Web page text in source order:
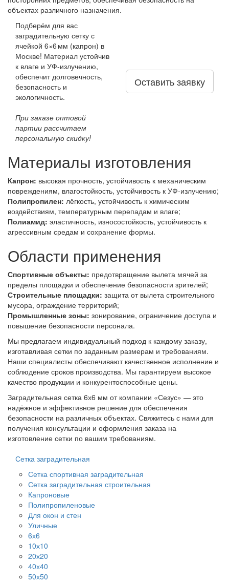
объектах различного назначения.
Подберём для вас
заградительную сетку с
ячейкой 6×6 мм (капрон) в
Москве! Материал устойчив
к влаге и УФ‑излучению,
обеспечит долговечность,
безопасность и
экологичность.
При заказе оптовой
партии рассчитаем
персональную скидку!
Оставить заявку
Материалы изготовления
Капрон: высокая прочность, устойчивость к механическим
повреждениям, влагостойкость, устойчивость к УФ-излучению;
Полипропилен: лёгкость, устойчивость к химическим
воздействиям, температурным перепадам и влаге;
Полиамид: эластичность, износостойкость, устойчивость к
агрессивным средам и сохранение формы.
Области применения
Спортивные объекты: предотвращение вылета мячей за
пределы площадки и обеспечение безопасности зрителей;
Строительные площадки: защита от вылета строительного
мусора, ограждение территорий;
Промышленные зоны: зонирование, ограничение доступа и
повышение безопасности персонала.
Мы предлагаем индивидуальный подход к каждому заказу,
изготавливая сетки по заданным размерам и требованиям.
Наши специалисты обеспечивают качественное исполнение и
соблюдение сроков производства. Мы гарантируем высокое
качество продукции и конкурентоспособные цены.
Заградительная сетка 6х6 мм от компании «Сезус» — это
надёжное и эффективное решение для обеспечения
безопасности на различных объектах. Свяжитесь с нами для
получения консультации и оформления заказа на
изготовление сетки по вашим требованиям.
Сетка заградительная
Сетка спортивная заградительная
Сетка заградительная строительная
Капроновые
Полипропиленовые
Для окон и стен
Уличные
6х6
10х10
20х20
40х40
50х50